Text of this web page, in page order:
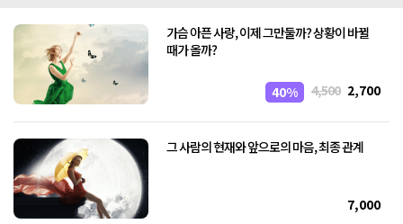
가슴 아픈 사랑, 이제 그만둘까? 상황이 바뀔
때가 올까?
40% 4,500 2,700
그 사람의 현재와 앞으로의 마음, 최종 관계
7,000